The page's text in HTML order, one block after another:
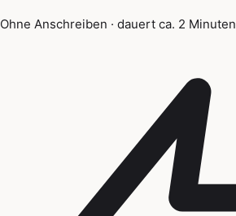
Ohne Anschreiben · dauert ca. 2 Minuten